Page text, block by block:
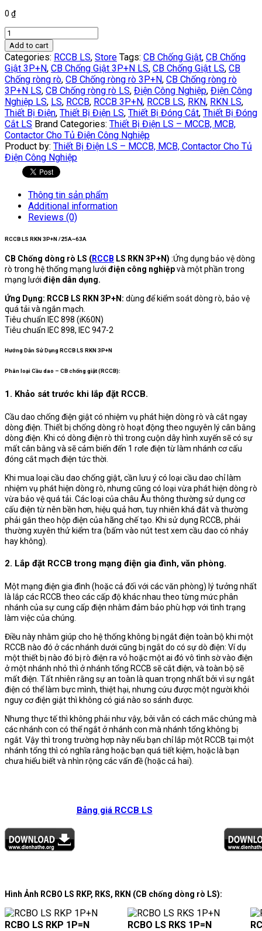
0 ₫
RCCB
LS
RKN
3P+N
/40A
quantity
Add to cart
Categories: RCCB LS, Store Tags: CB Chống Giật, CB Chống
Giật 3P+N, CB Chống Giật 3P+N LS, CB Chống Giật LS, CB
Chống ròng rò, CB Chống ròng rò 3P+N, CB Chống ròng rò
3P+N LS, CB Chống ròng rò LS, Điện Công Nghiệp, Điện Công
Nghiệp LS, LS, RCCB, RCCB 3P+N, RCCB LS, RKN, RKN LS,
Thiết Bị Điện, Thiết Bị Điện LS, Thiết Bị Đóng Cắt, Thiết Bị Đóng
Cắt LS Brand Categories: Thiết Bị Điện LS – MCCB, MCB,
Contactor Cho Tủ Điện Công Nghiệp
Product by: Thiết Bị Điện LS – MCCB, MCB, Contactor Cho Tủ
Điện Công Nghiệp
Thông tin sản phẩm
Additional information
Reviews (0)
RCCB LS RKN 3P+N /25A~63A
CB Chống dòng rò LS (RCCB LS RKN 3P+N) :Ứng dụng bảo vệ dòng
rò trong hệ thống mạng lưới điện công nghiệpvà một phần trong
mạng lưới điện dân dụng.
Ứng Dụng: RCCB LS RKN 3P+N: dùng để kiểm soát dòng rò, bảo vệ
quá tải và ngắn mạch.
Tiêu chuẩn IEC 898 (iK60N)
Tiêu chuẩn IEC 898, IEC 947-2
Hướng Dẫn Sử Dụng RCCB LS RKN 3P+N
Phân loại Cầu dao – CB chống giật (RCCB):
1. Khảo sát trước khi lắp đặt RCCB.
Cầu dao chống điện giật có nhiệm vụ phát hiện dòng rò và cắt ngay
dòng điện. Thiết bị chống dòng rò hoạt động theo nguyên lý cân bằng
dòng điện. Khi có dòng điện rò thì trong cuộn dây hình xuyến sẽ có sự
mất cân bằng và sẽ cảm biến đến 1 rơle điện từ làm nhánh cơ cấu
đóng cắt mạch điện tức thời.
Khi mua loại cầu dao chống giật, cần lưu ý có loại cầu dao chỉ làm
nhiệm vụ phát hiện dòng rò, nhưng cũng có loại vừa phát hiện dòng rò
vừa bảo vệ quá tải. Các loại của châu Âu thông thường sử dụng cơ
cấu điện từ nên bền hơn, hiệu quả hơn, tuy nhiên khá đắt và thường
phải gắn theo hộp điện của hãng chế tạo. Khi sử dụng RCCB, phải
thường xuyên thử kiểm tra (bấm vào nút test xem cầu dao có nhảy
hay không).
2. Lắp đặt RCCB trong mạng điện gia đình, văn phòng.
Một mạng điện gia đình (hoặc cả đối với các văn phòng) lý tưởng nhất
là lắp các RCCB theo các cấp độ khác nhau theo từng mức phân
nhánh của sự cung cấp điện nhằm đảm bảo phù hợp với tình trạng
làm việc của chúng.
Điều này nhằm giúp cho hệ thống không bị ngắt điện toàn bộ khi một
RCCB nào đó ở các nhánh dưới cũng bị ngắt do có sự dò điện: Ví dụ
một thiết bị nào đó bị rò điện ra vỏ hoặc một ai đó vô tình sờ vào điện
ở một nhánh nhỏ thì ở nhánh tổng RCCB sẽ cắt điện, và toàn bộ sẽ
mất điện. Tất nhiên rằng sự an toàn là quan trọng nhất bởi vì sự ngắt
điện có thể làm bực mình, thiệt hại, nhưng cứu được một người khỏi
nguy cơ điện giật thì không có giá nào so sánh được.
Nhưng thực tế thì không phải như vậy, bởi vẫn có cách mắc chúng mà
các nhánh con có thể ngắt ở nhánh con mà nhánh tổng không bị
ngắt. Vậy thì trong trường hợp này nếu bạn chỉ lắp một RCCB tại một
nhánh tổng thì có nghĩa rằng hoặc bạn quá tiết kiệm, hoặc là bạn
chưa hiểu biết và nhìn rộng các vấn đề (hoặc cả hai).
Bảng giá RCCB LS
Hình Ảnh RCBO LS RKP, RKS, RKN (CB chống dòng rò LS):
RCBO LS RKP 1P=N RCBO LS RKS 1P=N